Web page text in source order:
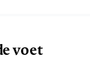
voet